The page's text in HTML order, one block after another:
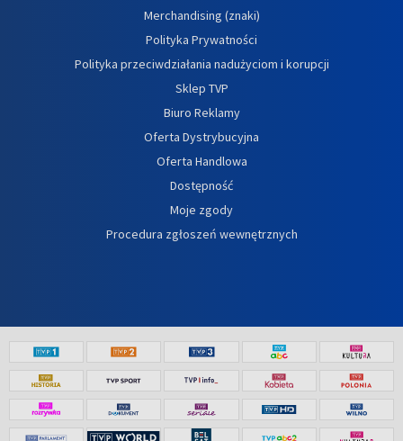
Merchandising (znaki)
Polityka Prywatności
Polityka przeciwdziałania nadużyciom i korupcji
Sklep TVP
Biuro Reklamy
Oferta Dystrybucyjna
Oferta Handlowa
Dostępność
Moje zgody
Procedura zgłoszeń wewnętrznych